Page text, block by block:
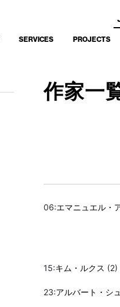
SERVICES PROJECTS
作家一
06:エマニュエル・
15:キム・ルクス (2)
23:アルバート・シ